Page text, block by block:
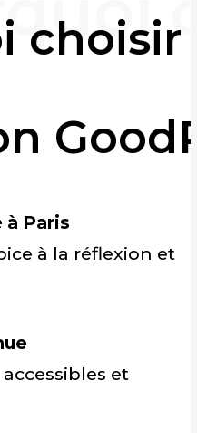
choisir
à Paris
à la réflexion et
et